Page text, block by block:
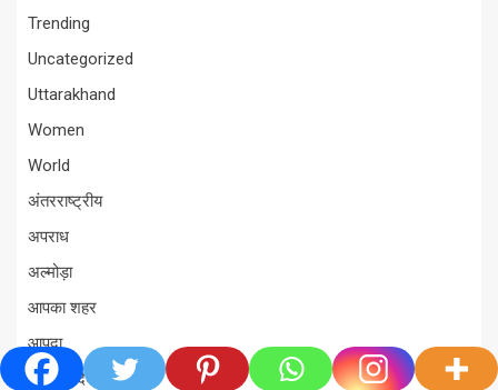
Trending
Uncategorized
Uttarakhand
Women
World
अंतरराष्ट्रीय
अपराध
अल्मोड़ा
आपका शहर
आपदा
उत्तर प्रदेश